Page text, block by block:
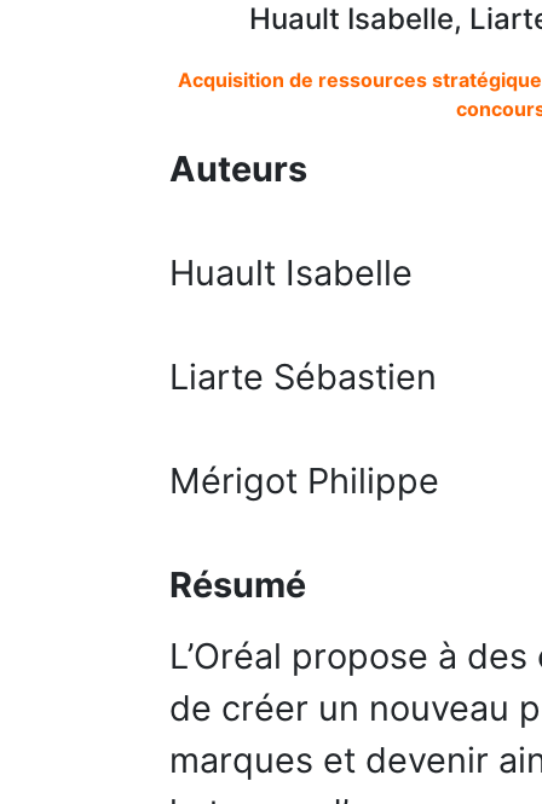
Huault Isabelle,
Acquisition de ressources
Auteurs
Huault Isabelle
Liarte Sébastien
Mérigot Philippe
Résumé
L’Oréal propose à
de créer un nouveau
marques et devenir